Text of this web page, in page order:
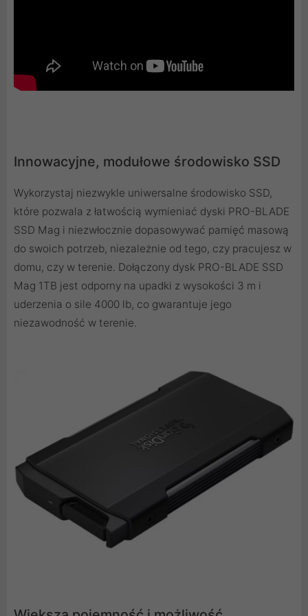
Innowacyjne, modułowe środowisko SSD
Wykorzystaj niezwykle uniwersalne środowisko SSD,
które pozwala z łatwością wymieniać dyski PRO-BLADE
SSD Mag i niezwłocznie dopasowywać pamięć masową
do swoich potrzeb, niezależnie od tego, czy pracujesz w
domu, czy w terenie. Dołączony dysk PRO-BLADE SSD
Mag 1TB jest odporny na upadki z wysokości 3 m i
uderzenia o sile 4000 lb, co gwarantuje jego
niezawodność w terenie.